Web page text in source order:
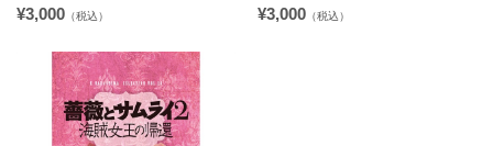
¥3,000 （税込） ¥3,000 （税込）